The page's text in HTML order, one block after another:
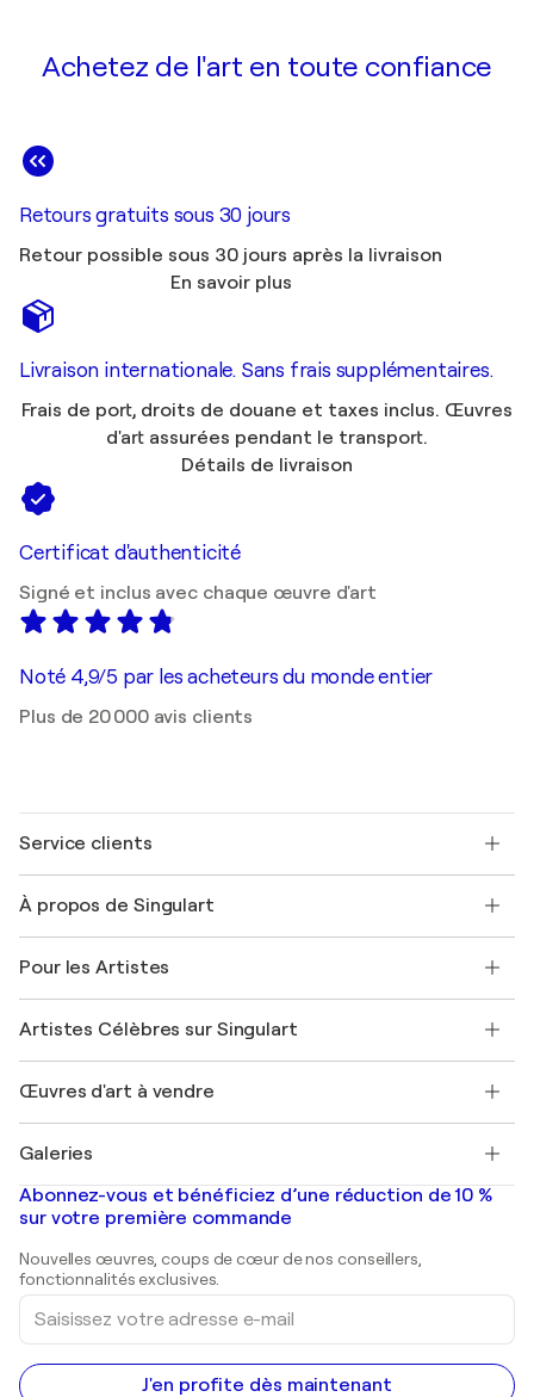
Achetez de l'art en toute confiance
Retours gratuits sous 30 jours
Retour possible sous 30 jours après la livraison
En savoir plus
Livraison internationale. Sans frais supplémentaires.
Frais de port, droits de douane et taxes inclus. Œuvres
d'art assurées pendant le transport.
Détails de livraison
Certificat d'authenticité
Signé et inclus avec chaque œuvre d'art
Noté 4,9/5 par les acheteurs du monde entier
Plus de 20 000 avis clients
Service clients
Expédition
Offrir une carte cadeau
Rejoignez notre programme commercial
Mon compte
+33 1 76 44 06 42
À propos de Singulart
FAQ
Magazine Singulart
Emplois
Découvrez une sélection d'art original
Pour les Artistes
Se connecter en tant qu'Artiste
Artistes Célèbres sur Singulart
Marc Chagall
Banksy
Mr. Brainwash
Shepard Fairey
Œuvres d'art à vendre
Tableaux abstraits à vendre
Peintures de paysage
Estampes
Peintures acryliques
Galeries
Galeries d'art en France
Galeries d'art en Belgique
Abonnez-vous et bénéficiez d’une réduction de 10 %
sur votre première commande
Nouvelles œuvres, coups de cœur de nos conseillers,
fonctionnalités exclusives.
Saisissez
votre
adresse
e-
mail
J'en profite dès maintenant